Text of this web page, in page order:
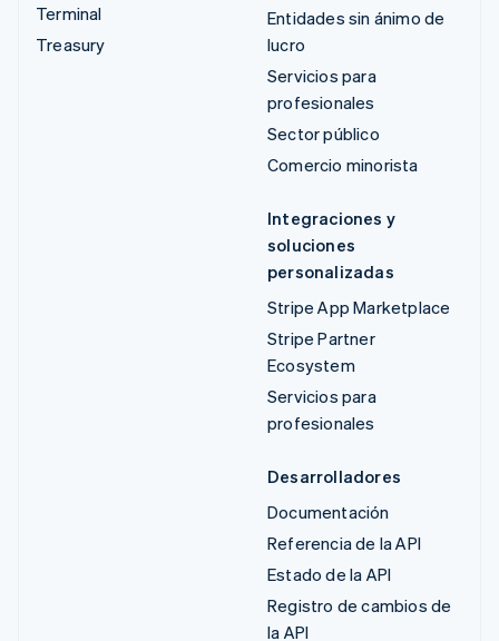
Terminal
Treasury
Entidades sin ánimo de
lucro
Servicios para
profesionales
Sector público
Comercio minorista
Integraciones y
soluciones
personalizadas
Stripe App Marketplace
Stripe Partner
Ecosystem
Servicios para
profesionales
Desarrolladores
Documentación
Referencia de la API
Estado de la API
Registro de cambios de
la API